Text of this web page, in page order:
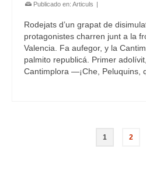
Publicado en: Articuls |
Rodejats d’un grapat de
protagonistes charren junt a la
Valencia. Fa aufegor, y la
palmito republicá. Primer
Cantimplora —¡Che, Peluquins,
1 2